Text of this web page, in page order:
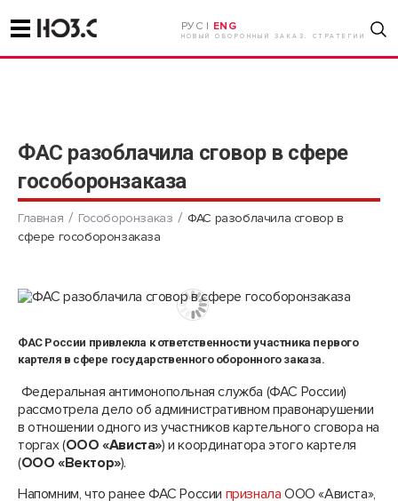
РУС | ENG
НОВЫЙ ОБОРОННЫЙ ЗАКАЗ. СТРАТЕГИИ
ФАС разоблачила сговор в сфере
гособоронзаказа
Главная Гособоронзаказ
ФАС разоблачила сговор в
сфере гособоронзаказа
ФАС России привлекла к ответственности участника первого
картеля в сфере государственного оборонного заказа.
Федеральная антимонопольная служба (ФАС России)
рассмотрела дело об административном правонарушении
в отношении одного из участников картельного сговора на
торгах (ООО «Ависта») и координатора этого картеля
(ООО «Вектор»).
Напомним, что ранее ФАС России признала ООО «Ависта»,